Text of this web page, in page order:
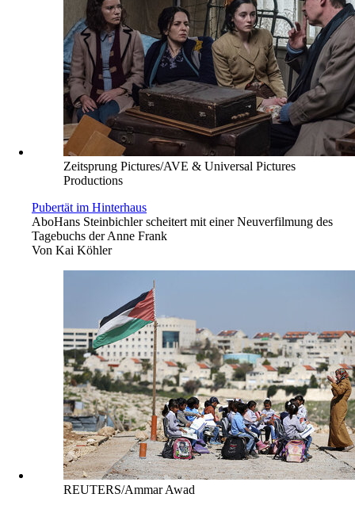
Zeitsprung Pictures/AVE & Universal Pictures
Productions
Pubertät im Hinterhaus
AboHans Steinbichler scheitert mit einer Neuverfilmung des
Tagebuchs der Anne Frank
Von Kai Köhler
REUTERS/Ammar Awad